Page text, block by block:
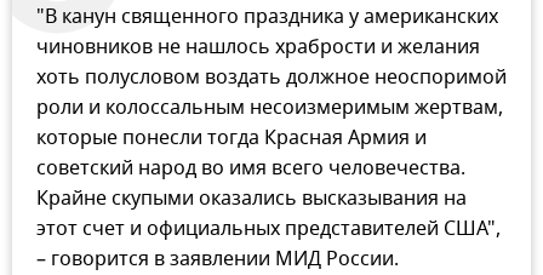
"В канун священного праздника у американских
чиновников не нашлось храбрости и желания
хоть полусловом воздать должное неоспоримой
роли и колоссальным несоизмеримым жертвам,
которые понесли тогда Красная Армия и
советский народ во имя всего человечества.
Крайне скупыми оказались высказывания на
этот счет и официальных представителей США",
– говорится в заявлении МИД России.